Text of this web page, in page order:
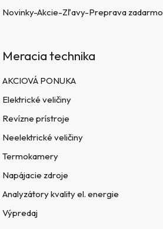
Novinky-Akcie-Zľavy-Preprava zadarmo
Meracia technika
AKCIOVÁ PONUKA
Elektrické veličiny
Revízne prístroje
Neelektrické veličiny
Termokamery
Napájacie zdroje
Analyzátory kvality el. energie
Výpredaj